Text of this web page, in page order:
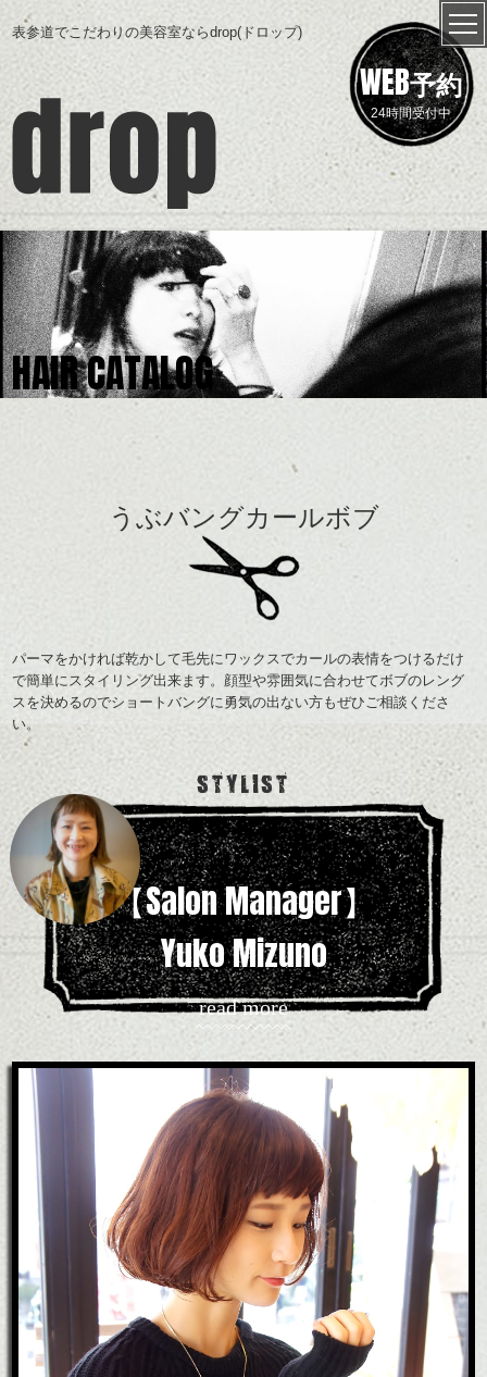
表参道でこだわりの美容室ならdrop(ドロップ)
WEB予約
24時間受付中
HAIR CATALOG
うぶバングカールボブ
パーマをかければ乾かして毛先にワックスでカールの表情をつけるだけ
で簡単にスタイリング出来ます。顔型や雰囲気に合わせてボブのレング
スを決めるのでショートバングに勇気の出ない方もぜひご相談くださ
い。
STYLIST
【Salon Manager】
Yuko Mizuno
read more